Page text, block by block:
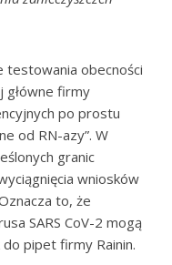
testowania obecności
główne firmy
po prostu
od RN-azy”. W
granic
wniosków
to, że
SARS CoV-2 mogą
pipet firmy Rainin.